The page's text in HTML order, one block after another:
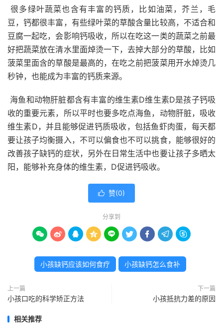
很多绿叶蔬菜也含有丰富的钙质，比如油菜，芥兰，毛
豆，钙都很丰富，有些绿叶菜的草酸含量比较高，不适合和
豆腐一起吃，会影响钙吸收，所以在吃这一类的蔬菜之前最
好把蔬菜放在清水里面焯烫一下，去掉大部分的草酸，比如
菠菜里面含的草酸是最高的，在吃之前把菠菜用开水焯烫几
秒钟，也能成为丰富的钙质来源。
海鱼和动物肝脏都含有丰富的维生素D维生素D是孩子钙吸
收的重要元素，所以平时也要多吃点海鱼，动物肝脏，吸收
维生素D，并且能够促进钙质吸收，包括鱼虾肉蛋，每天都
要让孩子均衡摄入，不可以偏食也不可以挑食，能够很好的
改善孩子缺钙的症状，另外在日常生活中也要让孩子多晒太
阳，能够补充身体的维生素，D促进钙吸收。
 赞(0)
分享到
        
小孩缺钙应该如何食疗 小孩缺钙怎么食补
上一篇
小孩口吃的科学矫正方法
下一篇
小孩抵抗力差的原因
相关推荐